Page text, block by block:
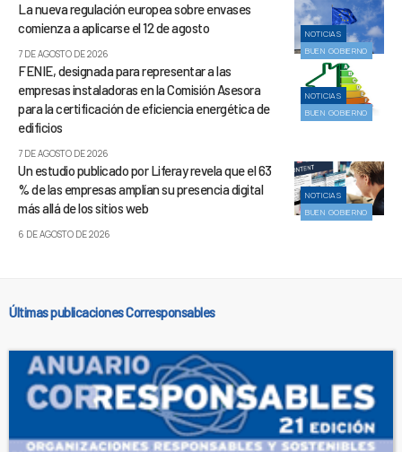
NOTICIAS
BUEN GOBIERNO
La nueva regulación europea sobre envases
comienza a aplicarse el 12 de agosto
7 DE AGOSTO DE 2026
NOTICIAS
BUEN GOBIERNO
FENIE, designada para representar a las
empresas instaladoras en la Comisión Asesora
para la certificación de eficiencia energética de
edificios
7 DE AGOSTO DE 2026
NOTICIAS
BUEN GOBIERNO
Un estudio publicado por Liferay revela que el 63
% de las empresas amplían su presencia digital
más allá de los sitios web
6 DE AGOSTO DE 2026
Últimas publicaciones Corresponsables